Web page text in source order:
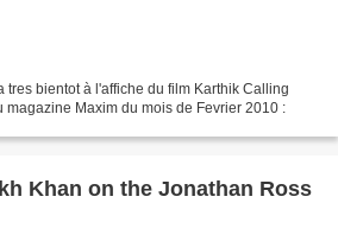
tres bientot à l'affiche du film Karthik Calling
magazine Maxim du mois de Fevrier 2010 :
Khan on the Jonathan Ross